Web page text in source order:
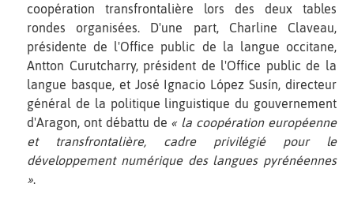
coopération transfrontalière lors des deux tables
rondes organisées. D'une part, Charline Claveau,
présidente de l'Office public de la langue occitane,
Antton Curutcharry, président de l'Office public de la
langue basque, et José Ignacio López Susín, directeur
général de la politique linguistique du gouvernement
d'Aragon, ont débattu de « la coopération européenne
et transfrontalière, cadre privilégié pour le
développement numérique des langues pyrénéennes
».